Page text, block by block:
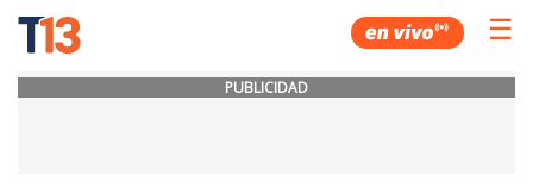
☰
PUBLICIDAD